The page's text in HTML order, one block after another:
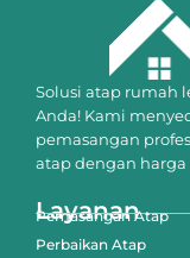
Solusi atap rumah
Anda! Kami
pemasangan
atap dengan
Layanan
Pemasangan Atap
Perbaikan Atap